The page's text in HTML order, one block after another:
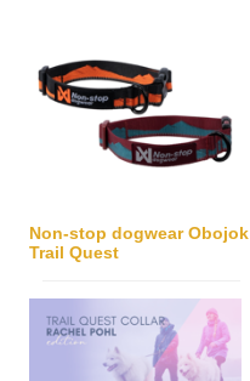
Non-stop dogwear Obojok
Trail Quest